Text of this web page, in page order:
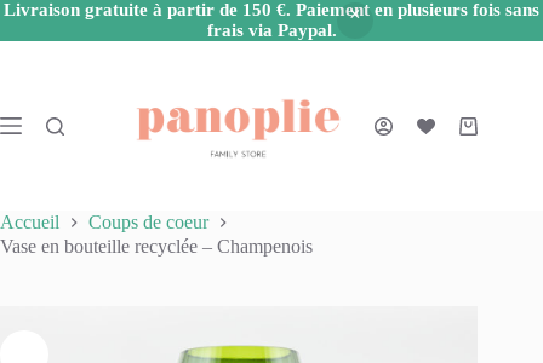
Livraison gratuite à partir de 150 €. Paiement en plusieurs fois sans
frais via Paypal.
Panier
Accueil
Coups de coeur
Vase en bouteille recyclée – Champenois